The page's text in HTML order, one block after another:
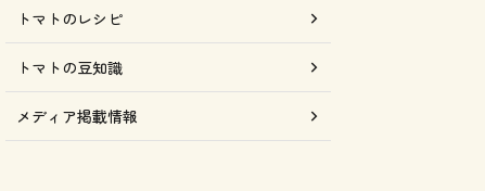
トマトのレシピ
トマトの豆知識
メディア掲載情報